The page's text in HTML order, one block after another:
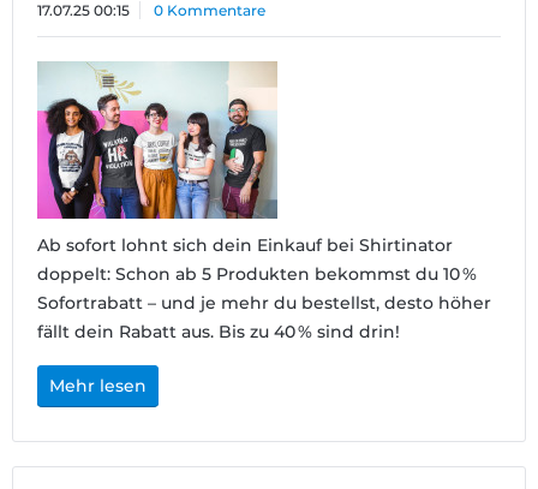
17.07.25 00:15 0 Kommentare
Ab sofort lohnt sich dein Einkauf bei Shirtinator
doppelt: Schon ab 5 Produkten bekommst du 10 %
Sofortrabatt – und je mehr du bestellst, desto höher
fällt dein Rabatt aus. Bis zu 40 % sind drin!
Mehr lesen